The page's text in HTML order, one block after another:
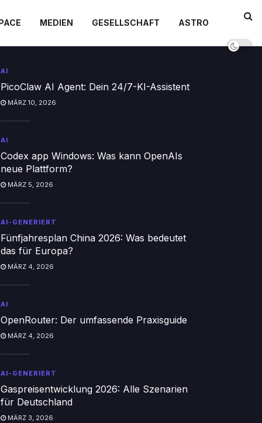
MEDIEN GESELLSCHAFT ASTRO
AI
PicoClaw AI Agent: Dein 24/7-KI-Assistent
MÄRZ 10, 2026
AI
Codex app Windows: Was kann OpenAIs
neue Plattform?
MÄRZ 5, 2026
AI-GENERIERT
Fünfjahresplan China 2026: Was bedeutet
das für Europa?
MÄRZ 4, 2026
AI
OpenRouter: Der umfassende Praxisguide
MÄRZ 4, 2026
AI-GENERIERT
Gaspreisentwicklung 2026: Alle Szenarien
für Deutschland
MÄRZ 3, 2026